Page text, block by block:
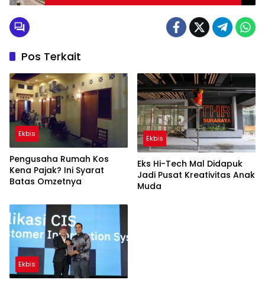
Pos Terkait
Ekbis
Pengusaha Rumah Kos
Kena Pajak? Ini Syarat
Batas Omzetnya
Ekbis
Eks Hi-Tech Mal Didapuk
Jadi Pusat Kreativitas Anak
Muda
Ekbis